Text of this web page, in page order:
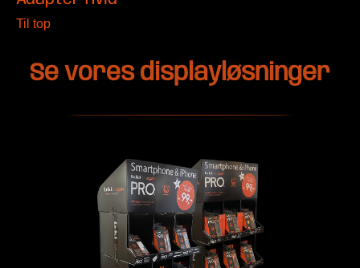
Til top
Se vores displayløsninger